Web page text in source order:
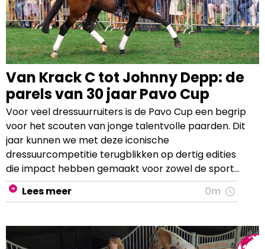
Van Krack C tot Johnny Depp: de
parels van 30 jaar Pavo Cup
Voor veel dressuurruiters is de Pavo Cup een begrip
voor het scouten van jonge talentvolle paarden. Dit
jaar kunnen we met deze iconische
dressuurcompetitie terugblikken op dertig edities
die impact hebben gemaakt voor zowel de sport
als de fokkerij.
Lees meer 0m